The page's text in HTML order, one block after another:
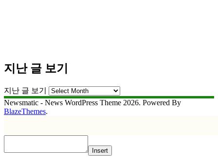
지난 글 보기
지난 글 보기
Newsmatic - News WordPress Theme 2026. Powered By
BlazeThemes.
Insert